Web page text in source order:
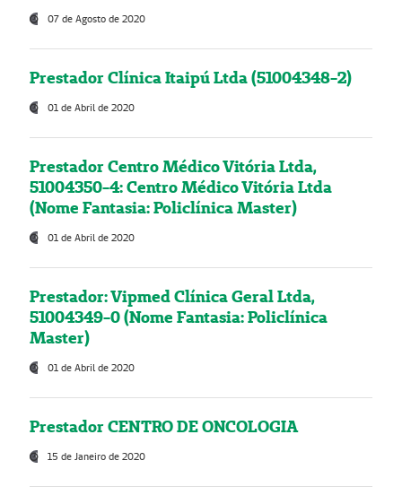
07 de Agosto de 2020
Prestador Clínica Itaipú Ltda (51004348-2)
01 de Abril de 2020
Prestador Centro Médico Vitória Ltda,
51004350-4: Centro Médico Vitória Ltda
(Nome Fantasia: Policlínica Master)
01 de Abril de 2020
Prestador: Vipmed Clínica Geral Ltda,
51004349-0 (Nome Fantasia: Policlínica
Master)
01 de Abril de 2020
Prestador CENTRO DE ONCOLOGIA
15 de Janeiro de 2020